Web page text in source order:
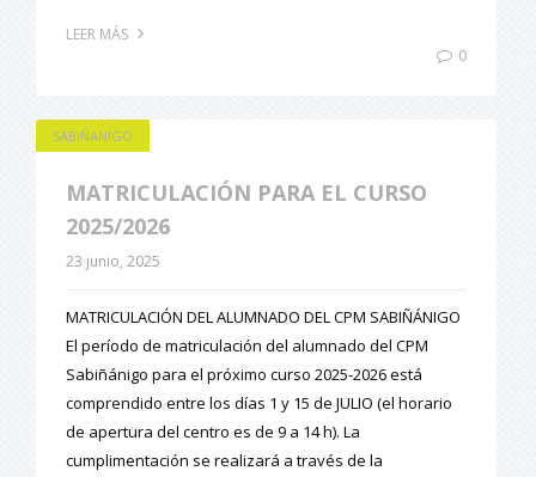
LEER MÁS
0
SABIÑANIGO
MATRICULACIÓN PARA EL CURSO
2025/2026
23 junio, 2025
MATRICULACIÓN DEL ALUMNADO DEL CPM SABIÑÁNIGO
El período de matriculación del alumnado del CPM
Sabiñánigo para el próximo curso 2025-2026 está
comprendido entre los días 1 y 15 de JULIO (el horario
de apertura del centro es de 9 a 14 h). La
cumplimentación se realizará a través de la